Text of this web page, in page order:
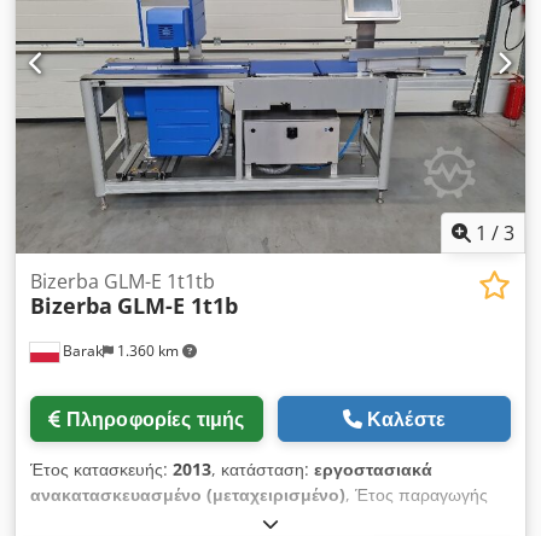
1 /3
Barak 1.360 km
Bizerba GLM-E 1t1tb
Bizerba GLM-E 1t1b
Πληροφορίες τιμής Καλέστε
Έτος κατασκευής: 2013, κατάσταση: εργοστασιακά
ανακατασκευασμένο (μεταχειρισμένο), Έτος παραγωγής
2013 Βάρος έως 6 κιλά Βάρος: Max 6 kg, Min 20 g, e = 1 g